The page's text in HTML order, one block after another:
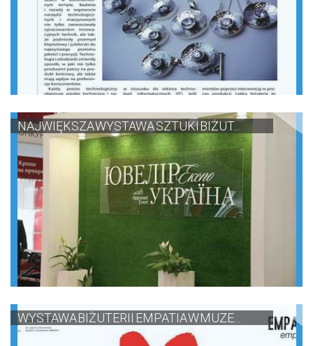
NAJWIĘKSZA WYSTAWA SZTUKI BIŻUT...
WYSTAWA BIŻUTERII EMPATIA W MUZE...